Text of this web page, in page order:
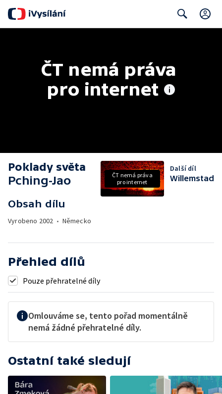
ČT nemá práva
pro internet
Poklady světa
Pching-Jao
Obsah dílu
Vyrobeno 2002 • Německo
ČT nemá práva
pro internet
Další díl
Willemstad
Přehled dílů
Pouze přehratelné díly
Omlouváme se, tento pořad momentálně
nemá žádné přehratelné díly.
Ostatní také sledují